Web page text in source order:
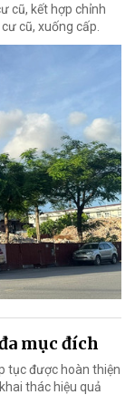
cũ, kết hợp chỉnh
cũ, xuống cấp.
mục đích
tục được hoàn thiện
thác hiệu quả